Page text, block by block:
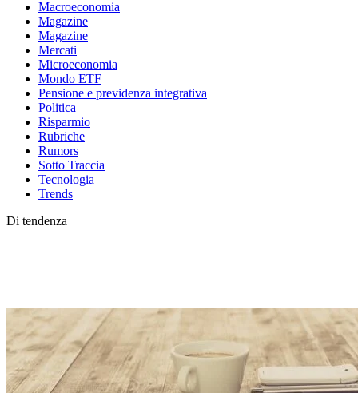
Macroeconomia
Magazine
Magazine
Mercati
Microeconomia
Mondo ETF
Pensione e previdenza integrativa
Politica
Risparmio
Rubriche
Rumors
Sotto Traccia
Tecnologia
Trends
Di tendenza